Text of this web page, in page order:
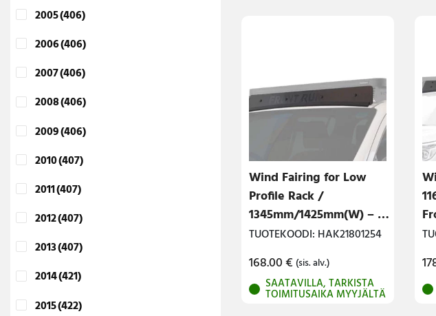
2005(406)
2006(406)
2007(406)
2008(406)
2009(406)
2010(407)
2011(407)
2012(407)
2013(407)
2014(421)
2015(422)
Wind Fairing for Low
Profile Rack /
1345mm/1425mm(W) – by
Front Runner
TUOTEKOODI: HAK21801254
168.00€ (sis. alv.)
SAATAVILLA, TARKISTA
TOIMITUSAIKA MYYJÄLTÄ